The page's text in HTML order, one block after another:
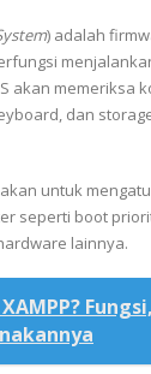
) adalah
akan memeriksa
dan
untuk
seperti boot
lainnya.